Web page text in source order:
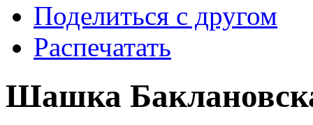
Поделиться с другом
Распечатать
Шашка